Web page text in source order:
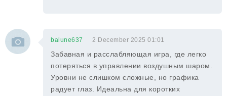
balune637 2 December 2025 01:01
Забавная и расслабляющая игра, где легко
потеряться в управлении воздушным шаром.
Уровни не слишком сложные, но графика
радует глаз. Идеальна для коротких